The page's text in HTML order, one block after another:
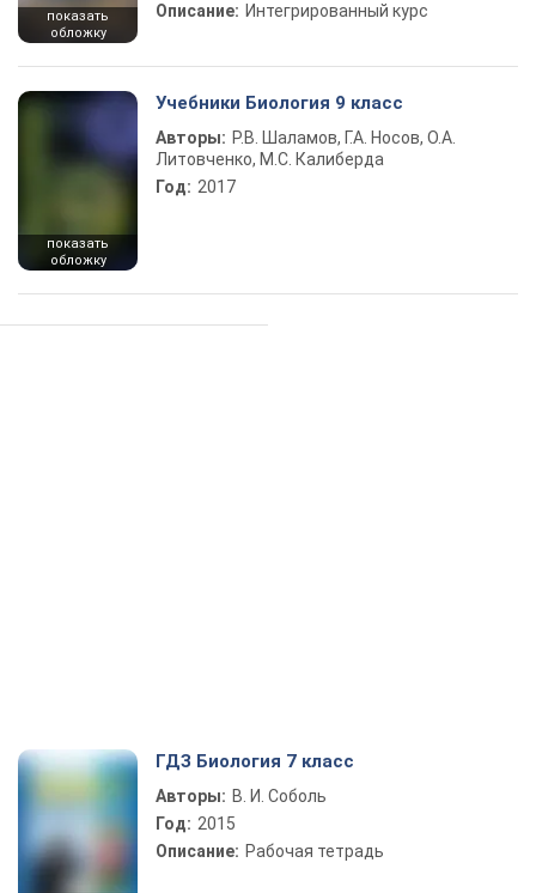
показать
обложку
Описание: Интегрированный курс
показать
обложку
Учебники Биология 9 класс
Авторы: Р.В. Шаламов, Г.А. Носов, О.А.
Литовченко, М.С. Калиберда
Год: 2017
ГДЗ Биология 7 класс
Авторы: В. И. Соболь
Год: 2015
Описание: Рабочая тетрадь